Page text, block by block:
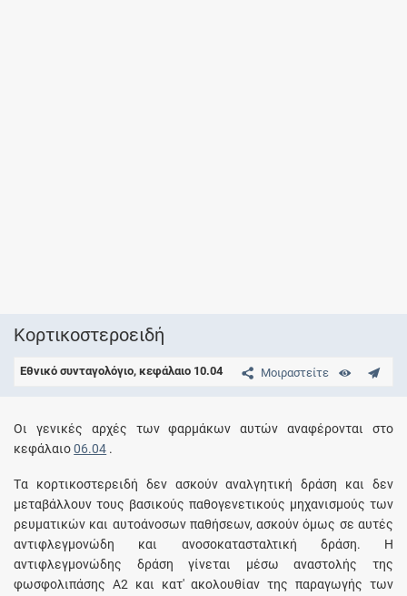
Kορτικοστεροειδή
Μοιραστείτε
Εθνικό συνταγολόγιο, κεφάλαιο 10.04
Oι γενικές αρχές των φαρμάκων αυτών αναφέρονται στο
κεφάλαιο06.04 .
Tα κορτικοστερειδή δεν ασκούν αναλγητική δράση και δεν
μεταβάλλουν τους βασικούς παθογενετικούς μηχανισμούς των
ρευματικών και αυτοάνοσων παθήσεων, ασκούν όμως σε αυτές
αντιφλεγμονώδη και ανοσοκατασταλτική δράση. H
αντιφλεγμονώδης δράση γίνεται μέσω αναστολής της
φωσφολιπάσης A2 και κατ' ακολουθίαν της παραγωγής των